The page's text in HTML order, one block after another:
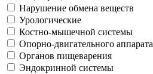
Нарушение обмена веществ
Урологические
Костно-мышечной системы
Опорно-двигательного аппарата
Органов пищеварения
Эндокринной системы